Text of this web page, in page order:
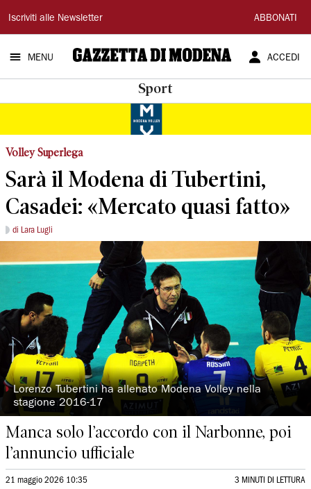
Gazzetta
di
Modena
Iscriviti alle Newsletter ABBONATI
MENU ACCEDI
Sport
Volley Superlega
Sarà il Modena di Tubertini,
Casadei: «Mercato quasi fatto»
di Lara Lugli
◗Lorenzo Tubertini ha allenato Modena Volley nella
stagione 2016-17
Manca solo l’accordo con il Narbonne, poi
l’annuncio ufficiale
21 maggio 2026 10:35 3 MINUTI DI LETTURA